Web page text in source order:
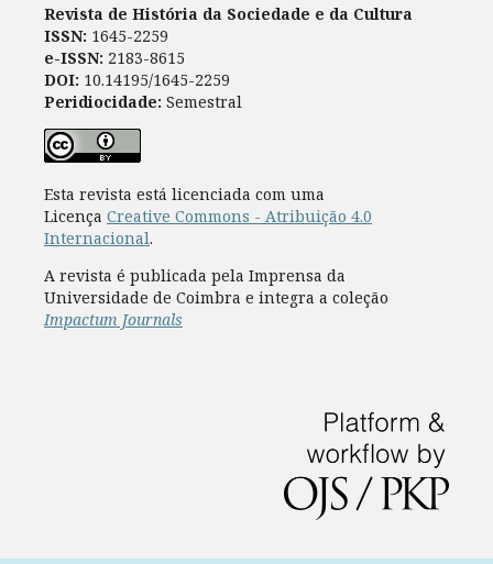
Revista de História da Sociedade e da Cultura
ISSN: 1645-2259
e-ISSN: 2183-8615
DOI: 10.14195/1645-2259
Peridiocidade: Semestral
Esta revista está licenciada com uma
Licença Creative Commons - Atribuição 4.0
Internacional.
A revista é publicada pela Imprensa da
Universidade de Coimbra e integra a coleção
Impactum Journals